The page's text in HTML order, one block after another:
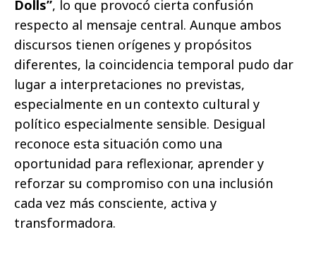
Dolls”, lo que provocó cierta confusión
respecto al mensaje central. Aunque ambos
discursos tienen orígenes y propósitos
diferentes, la coincidencia temporal pudo dar
lugar a interpretaciones no previstas,
especialmente en un contexto cultural y
político especialmente sensible. Desigual
reconoce esta situación como una
oportunidad para reflexionar, aprender y
reforzar su compromiso con una inclusión
cada vez más consciente, activa y
transformadora.